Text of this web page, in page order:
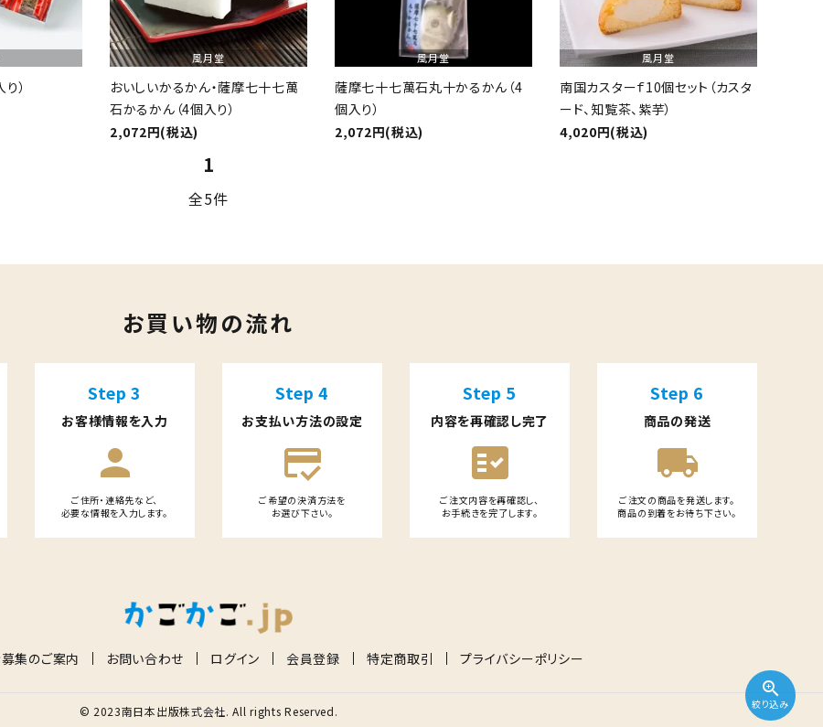
）
風月堂
おいしいかるかん・薩摩七十七萬
石かるかん（4個入り）
2,072円(税込)
風月堂
薩摩七十七萬石丸十かるかん（4
個入り）
2,072円(税込)
風月堂
南国カスターｆ10個セット（カスタ
ード、知覧茶、紫芋）
4,020円(税込)
1
全5件
zoom_in
絞り込み
お買い物の流れ
Step 3
お客様情報を入力
person
ご住所・連絡先など、
必要な情報を入力します。
Step 4
お支払い方法の設定
credit_score
ご希望の決済方法を
お選び下さい。
Step 5
内容を再確認し完了
fact_check
ご注文内容を再確認し、
お手続きを完了します。
Step 6
商品の発送
local_shipping
ご注文の商品を発送します。
商品の到着をお待ち下さい。
集のご案内 お問い合わせ ログイン 会員登録 特定商取引 プライバシーポリシー
© 2023南日本出版株式会社. All rights Reserved.